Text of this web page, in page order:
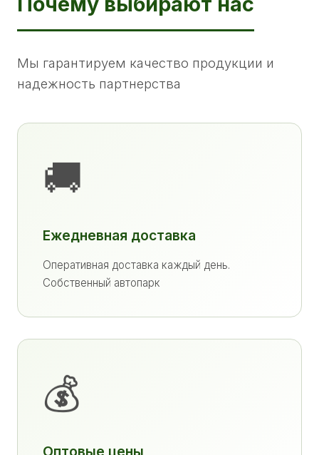
Мы гарантируем качество продукции и
надежность партнерства
🚚
Ежедневная доставка
Оперативная доставка каждый день.
Собственный автопарк
💰
Оптовые цены